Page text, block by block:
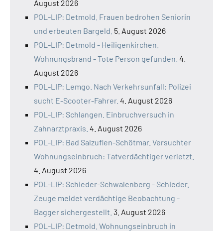
August 2026
POL-LIP: Detmold. Frauen bedrohen Seniorin
und erbeuten Bargeld. 5. August 2026
POL-LIP: Detmold - Heiligenkirchen.
Wohnungsbrand - Tote Person gefunden. 4.
August 2026
POL-LIP: Lemgo. Nach Verkehrsunfall: Polizei
sucht E-Scooter-Fahrer. 4. August 2026
POL-LIP: Schlangen. Einbruchversuch in
Zahnarztpraxis. 4. August 2026
POL-LIP: Bad Salzuflen-Schötmar. Versuchter
Wohnungseinbruch: Tatverdächtiger verletzt.
4. August 2026
POL-LIP: Schieder-Schwalenberg - Schieder.
Zeuge meldet verdächtige Beobachtung -
Bagger sichergestellt. 3. August 2026
POL-LIP: Detmold. Wohnungseinbruch in